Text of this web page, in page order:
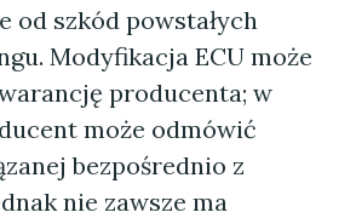
od szkód powstałych
Modyfikacja ECU może
producenta; w
może odmówić
bezpośrednio z
nie zawsze ma